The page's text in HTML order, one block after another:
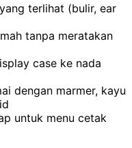
terlihat (bulir, ear
tanpa meratakan
case ke nada
dengan marmer, kayu
untuk menu cetak